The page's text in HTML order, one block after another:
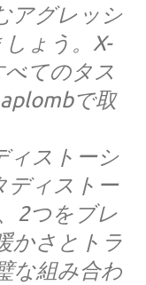
アグレッシ
ょう。X-
てのタス
で取
ィストーシ
ディストー
2つをブレ
かさとトラ
な組み合わ